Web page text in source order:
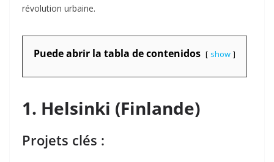
révolution urbaine.
Puede abrir la tabla de contenidos show
1. Helsinki (Finlande)
Projets clés :